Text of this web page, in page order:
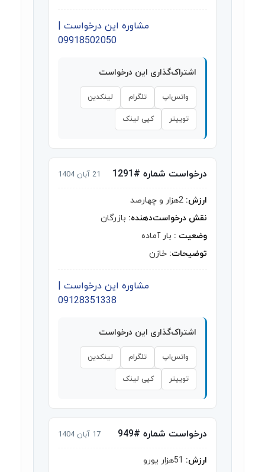
مشاوره این درخواست |
09918502050
اشتراک‌گذاری این درخواست
واتس‌اپ تلگرام لینکدین
توییتر کپی لینک
درخواست شماره #1291 21 آبان 1404
ارزش:
نقش درخواست‌دهنده: بازرگان
وضعیت : بار آماده
توضیحات: خازن
مشاوره این درخواست |
09128351338
اشتراک‌گذاری این درخواست
واتس‌اپ تلگرام لینکدین
توییتر کپی لینک
درخواست شماره #949 17 آبان 1404
ارزش: